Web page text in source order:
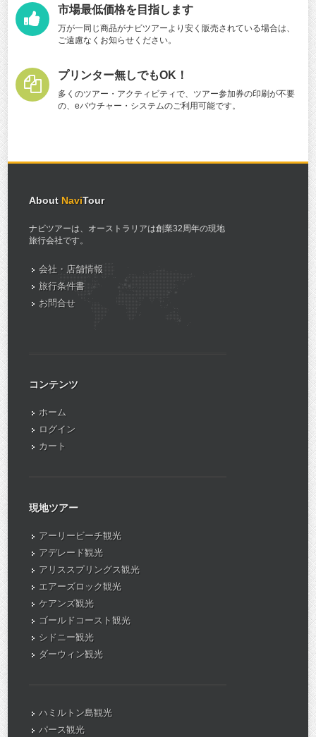
市場最低価格を目指します
万が一同じ商品がナビツアーより安く販売されている場合は、
ご遠慮なくお知らせください。
プリンター無しでもOK！
多くのツアー・アクティビティで、ツアー参加券の印刷が不要
の、eバウチャー・システムのご利用可能です。
About NaviTour
ナビツアーは、オーストラリアは創業32周年の現地
旅行会社です。
会社・店舗情報
旅行条件書
お問合せ
コンテンツ
ホーム
ログイン
カート
現地ツアー
アーリービーチ観光
アデレード観光
アリススプリングス観光
エアーズロック観光
ケアンズ観光
ゴールドコースト観光
シドニー観光
ダーウィン観光
ハミルトン島観光
パース観光